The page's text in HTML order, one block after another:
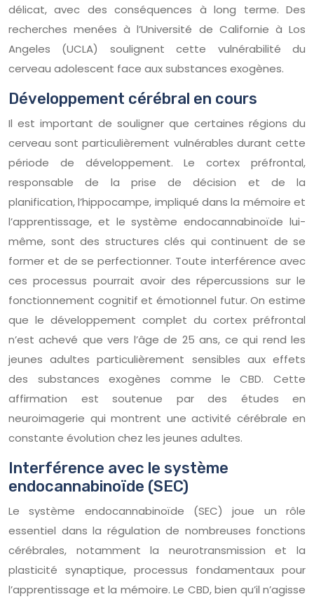
délicat, avec des conséquences à long terme. Des
recherches menées à l’Université de Californie à Los
Angeles (UCLA) soulignent cette vulnérabilité du
cerveau adolescent face aux substances exogènes.
Développement cérébral en cours
Il est important de souligner que certaines régions du
cerveau sont particulièrement vulnérables durant cette
période de développement. Le cortex préfrontal,
responsable de la prise de décision et de la
planification, l’hippocampe, impliqué dans la mémoire et
l’apprentissage, et le système endocannabinoïde lui-
même, sont des structures clés qui continuent de se
former et de se perfectionner. Toute interférence avec
ces processus pourrait avoir des répercussions sur le
fonctionnement cognitif et émotionnel futur. On estime
que le développement complet du cortex préfrontal
n’est achevé que vers l’âge de 25 ans, ce qui rend les
jeunes adultes particulièrement sensibles aux effets
des substances exogènes comme le CBD. Cette
affirmation est soutenue par des études en
neuroimagerie qui montrent une activité cérébrale en
constante évolution chez les jeunes adultes.
Interférence avec le système
endocannabinoïde (SEC)
Le système endocannabinoïde (SEC) joue un rôle
essentiel dans la régulation de nombreuses fonctions
cérébrales, notamment la neurotransmission et la
plasticité synaptique, processus fondamentaux pour
l’apprentissage et la mémoire. Le CBD, bien qu’il n’agisse